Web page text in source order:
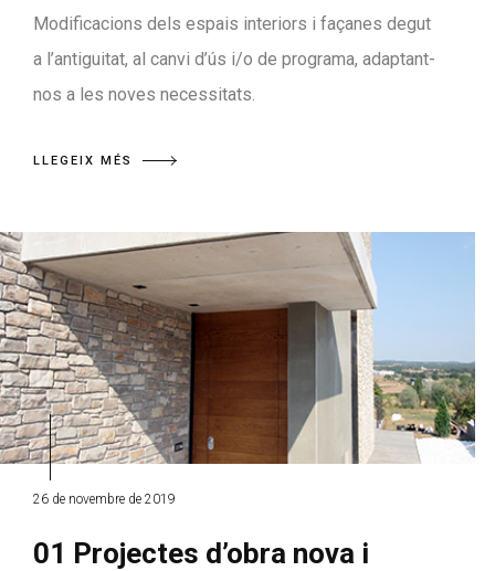
Modificacions dels espais interiors i façanes degut
a l’antiguitat, al canvi d’ús i/o de programa, adaptant-
nos a les noves necessitats.
LLEGEIX MÉS
26 de novembre de 2019
01 Projectes d’obra nova i